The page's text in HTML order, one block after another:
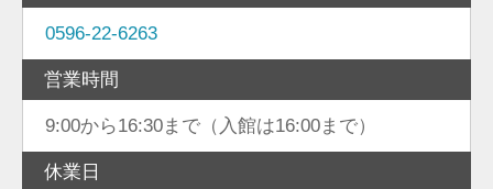
0596-22-6263
営業時間
9:00から16:30まで（入館は16:00まで）
休業日